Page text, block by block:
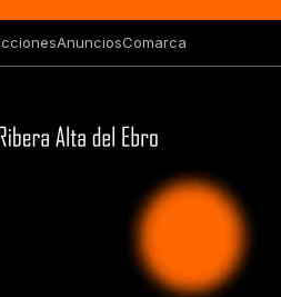
AnunciosComarca